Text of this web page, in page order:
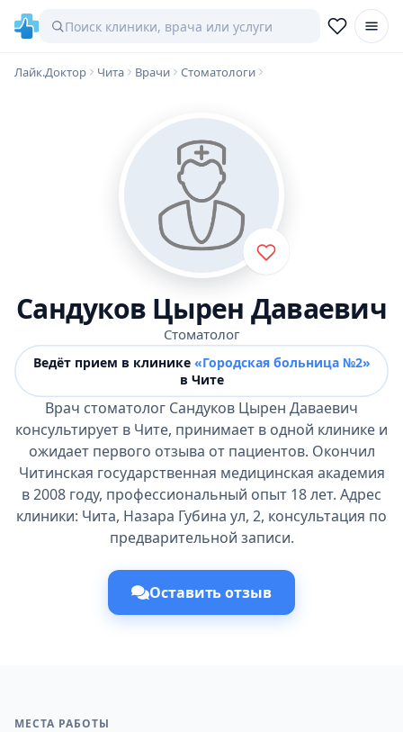
Лайк.Доктор Чита Врачи Стоматологи
Сандуков Цырен Даваевич
Стоматолог
Ведёт прием в клинике «Городская больница №2»
в Чите
Врач стоматолог Сандуков Цырен Даваевич
консультирует в Чите, принимает в одной клинике и
ожидает первого отзыва от пациентов. Окончил
Читинская государственная медицинская академия
в 2008 году, профессиональный опыт 18 лет. Адрес
клиники: Чита, Назара Губина ул, 2, консультация по
предварительной записи.
Оставить отзыв
МЕСТА РАБОТЫ